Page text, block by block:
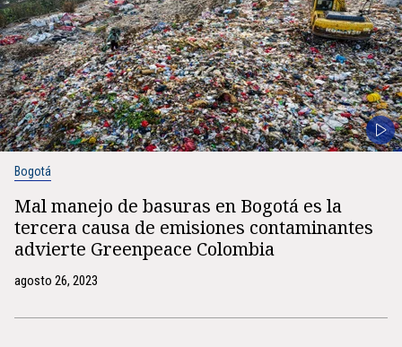
Bogotá
Mal manejo de basuras en Bogotá es la
tercera causa de emisiones contaminantes
advierte Greenpeace Colombia
agosto 26, 2023